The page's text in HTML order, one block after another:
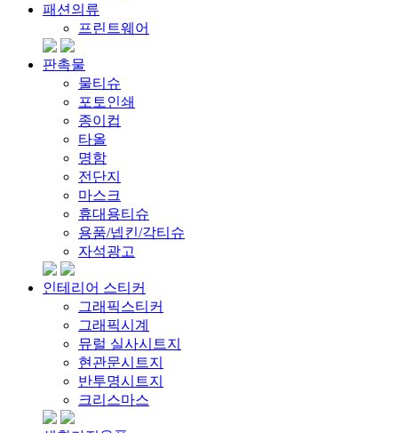
패션의류
프린트웨어
판촉물
물티슈
포토인쇄
종이컵
타올
명함
전단지
마스크
휴대용티슈
용품/넵킨/각티슈
자석광고
인테리어 스티커
그래픽스티커
그래픽시계
뮤럴 실사시트지
현관문시트지
반투명시트지
크리스마스